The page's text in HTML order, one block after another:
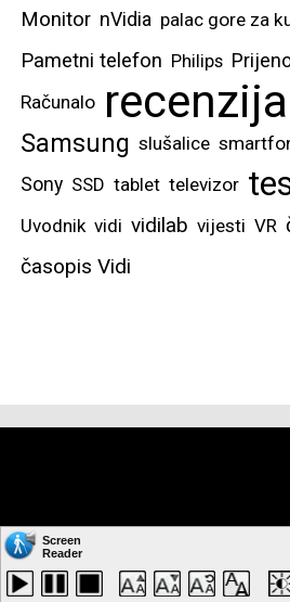
Monitor nVidia palac gore za
Pametni telefon Philips
Računalo recenzija
Samsung slušalice
Sony SSD tablet televizor
Uvodnik vidi vidilab vijesti VR
časopis Vidi